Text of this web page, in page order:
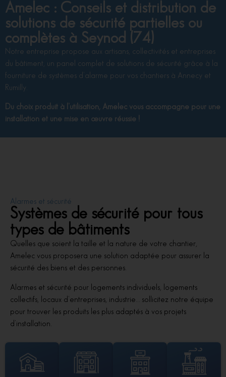
Amelec : Conseils et distribution de
solutions de sécurité partielles ou
complètes à Seynod (74)
Notre entreprise propose aux artisans, collectivités et entreprises
du bâtiment, un panel complet de solutions de sécurité grâce à la
fourniture de systèmes d’alarme pour vos chantiers à Annecy et
Rumilly.
Du choix produit à l’utilisation, Amelec vous accompagne pour une
installation et une mise en œuvre réussie !
Alarmes et sécurité
Systèmes de sécurité pour tous
types de bâtiments
Quelles que soient la taille et la nature de votre chantier,
Amelec vous proposera une solution adaptée pour assurer la
sécurité des biens et des personnes.
Alarmes et sécurité pour logements individuels, logements
collectifs, locaux d’entreprises, industrie… sollicitez notre équipe
pour trouver les produits les plus adaptés à vos projets
d’installation.